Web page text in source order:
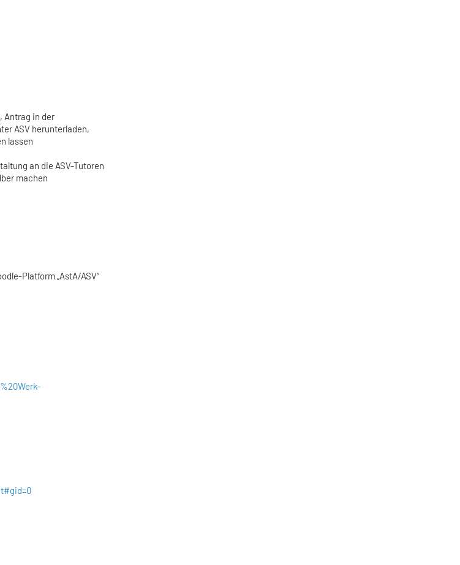
Antrag in der
ASV herunterladen,
lassen
an die ASV-Tutoren
machen
Platform „AstA/ASV“